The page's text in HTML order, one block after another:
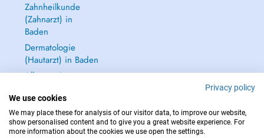
Zahnheilkunde
(Zahnarzt) in
Baden
Dermatologie
(Hautarzt) in Baden
Alle anzeigen →
Privacy policy
We use cookies
We may place these for analysis of our visitor data, to improve our website,
show personalised content and to give you a great website experience. For
more information about the cookies we use open the settings.